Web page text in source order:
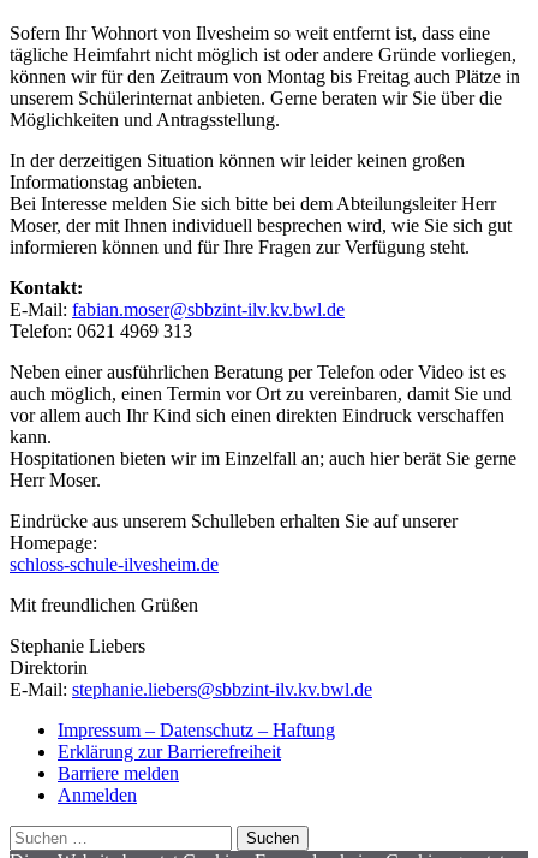
Sofern Ihr Wohnort von Ilvesheim so weit entfernt ist, dass eine
tägliche Heimfahrt nicht möglich ist oder andere Gründe vorliegen,
können wir für den Zeitraum von Montag bis Freitag auch Plätze in
unserem Schülerinternat anbieten. Gerne beraten wir Sie über die
Möglichkeiten und Antragsstellung.
In der derzeitigen Situation können wir leider keinen großen
Informationstag anbieten.
Bei Interesse melden Sie sich bitte bei dem Abteilungsleiter Herr
Moser, der mit Ihnen individuell besprechen wird, wie Sie sich gut
informieren können und für Ihre Fragen zur Verfügung steht.
Kontakt:
E-Mail: fabian.moser@sbbzint-ilv.kv.bwl.de
Telefon: 0621 4969 313
Neben einer ausführlichen Beratung per Telefon oder Video ist es
auch möglich, einen Termin vor Ort zu vereinbaren, damit Sie und
vor allem auch Ihr Kind sich einen direkten Eindruck verschaffen
kann.
Hospitationen bieten wir im Einzelfall an; auch hier berät Sie gerne
Herr Moser.
Eindrücke aus unserem Schulleben erhalten Sie auf unserer
Homepage:
schloss-schule-ilvesheim.de
Mit freundlichen Grüßen
Stephanie Liebers
Direktorin
E-Mail: stephanie.liebers@sbbzint-ilv.kv.bwl.de
Hauptnavigation
zurückspringen
Impressum – Datenschutz – Haftung
Erklärung zur Barrierefreiheit
Barriere melden
Anmelden
Suchen